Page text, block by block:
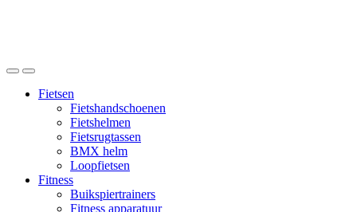
Fietsen
Fietshandschoenen
Fietshelmen
Fietsrugtassen
BMX helm
Loopfietsen
Fitness
Buikspiertrainers
Fitness apparatuur